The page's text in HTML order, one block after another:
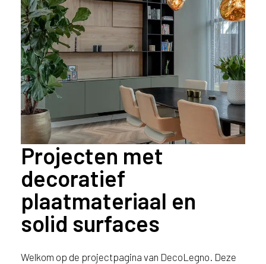
Projecten met
decoratief
plaatmateriaal en
solid surfaces
Welkom op de projectpagina van DecoLegno. Deze